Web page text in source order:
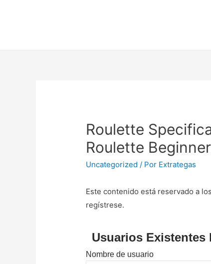
Roulette
Roulette
Uncategorized / Por Extrategas
Este contenido está reservado a
regístrese.
Usuarios Existentes
Nombre de usuario